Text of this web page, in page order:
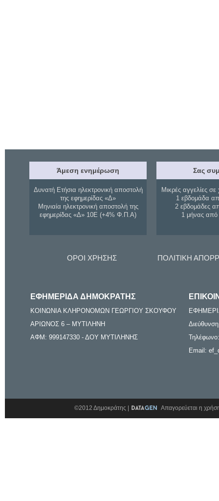
Άμεση ενημέρωση
Δυνατή Ετήσια ηλεκτρονική αποστολή
της εφημερίδας «Δ»
Μηνιαία ηλεκτρονική αποστολή της
εφημερίδας «Δ» 10Ε (+4% Φ.Π.Α)
Σας
Μικρές αγγελίες σε
1 εβδομάδα
2 εβδομάδες
1 μήνας
ΟΡΟΙ ΧΡΗΣΗΣ ΠΟΛΙΤΙΚΗ
ΕΦΗΜΕΡΙΔΑ ΔΗΜΟΚΡΑΤΗΣ
ΚΟΙΝΩΝΙΑ ΚΛΗΡΟΝΟΜΩΝ ΓΕΩΡΓΙΟΥ ΣΚΟΥΦΟΥ
ΑΡΙΩΝΟΣ 6 – ΜΥΤΙΛΗΝΗ
ΑΦΜ: 999147330 - ΔΟΥ ΜΥΤΙΛΗΝΗΣ
Email:
©2012 Δημοκράτης | Απαγορεύεται η